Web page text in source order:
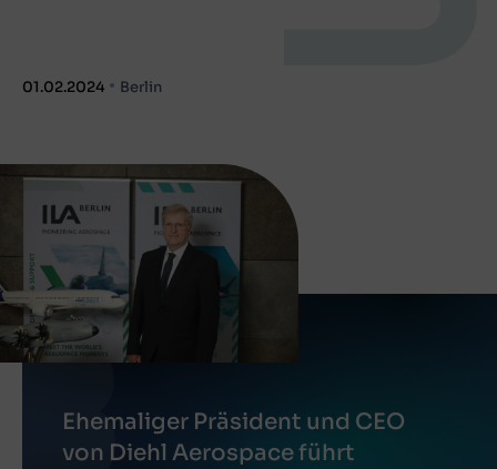
01.02.2024 Berlin
Ehemaliger Präsident und CEO
von Diehl Aerospace führt